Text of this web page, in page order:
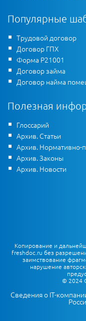
Популярные
Трудовой договор
Договор ГПХ
Форма Р21001
Договор займа
Договор найма
Полезная
Глоссарий
Архив. Статьи
Архив. Нормативно-
Архив. Законы
Архив. Новости
Копирование и
freshdoc.ru без
заимствование
нарушение
© 2024
Сведения о IT-